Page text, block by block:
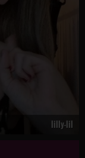
lilly-lil